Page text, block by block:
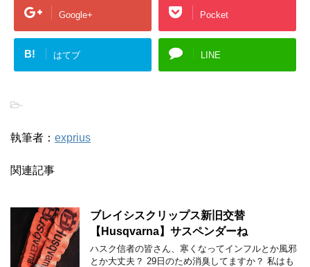
Google+ Pocket
B! はてブ LINE
-
執筆者： exprius
関連記事
ブレイシスクリップス新旧交替
【Husqvarna】サスペンダーね
ハスク信者の皆さん、寒くなってインフルとか風邪
とか大丈夫？ 29日のため消臭してますか？ 私はも